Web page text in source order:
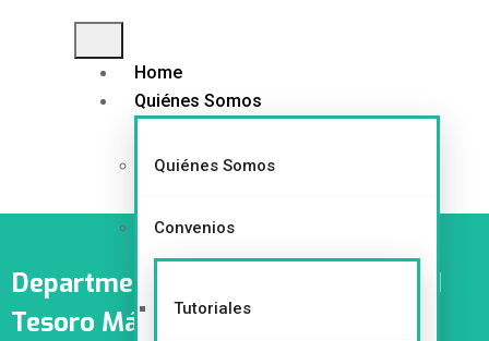
Home
Quiénes Somos
Quiénes Somos
Convenios
Tutoriales
Department:
Unidad De Maternidad
Tesoro Más Preciado Nacimiento